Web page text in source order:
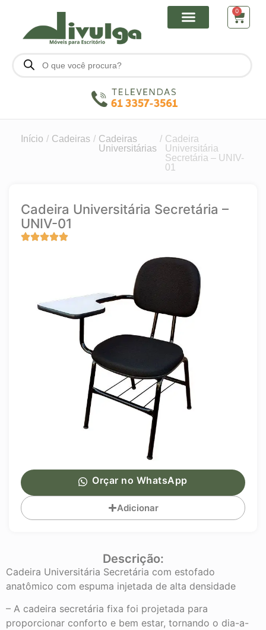
0
Início / Cadeiras / Cadeiras
Universitárias
/ Cadeira
Universitária
Secretária – UNIV-
01
Cadeira Universitária Secretária –
UNIV-01
Orçar no WhatsApp
Adicionar
Descrição:
Cadeira Universitária Secretária com estofado
anatômico com espuma injetada de alta densidade
– A cadeira secretária fixa foi projetada para
proporcionar conforto e bem estar, tornando o dia-a-